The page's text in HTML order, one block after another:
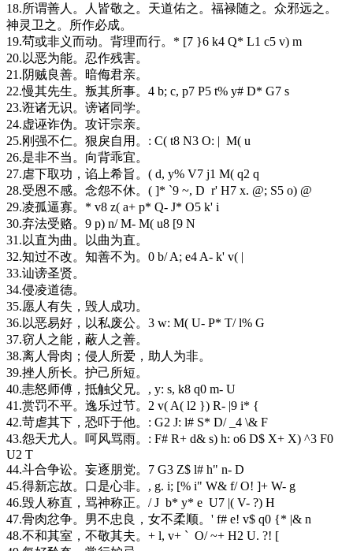
18.所谓善人。人皆敬之。天道佑之。福禄随之。众邪远之。
神灵卫之。所作必成。
19.茍或非义而动。背理而行。 * [7 }6 k4 Q* L1 c5 v) m
20.以恶为能。忍作残害。
21.阴贼良善。暗侮君亲。
22.慢其先生。叛其所事。 4 b; c, p7 P5 t% y# D* G7 s
23.诳诸无识。谤诸同学。
24.虚诬诈伪。攻讦宗亲。
25.刚强不仁。狠戾自用。 : C( t8 N3 O: | M( u
26.是非不当。向背乖宜。
27.虐下取功，谄上希旨。 ( d, y% V7 j1 M( q2 q
28.受恩不感。念怨不休。 ( ]* `9 ~, D r' H7 x. @; S5 o) @
29.凌孤逼寡。 * v8 z( a+ p* Q- J* O5 k' i
30.弃法受赂。 9 p) n/ M- M( u8 [9 N
31.以直为曲。以曲为直。
32.知过不改。知善不为。 0 b/ A; e4 A- k' v( |
33.讪谤圣贤。
34.侵凌道德。
35.愿人有失，毁人成功。
36.以恶易好，以私废公。 3 w: M( U- P* T/ l% G
37.窃人之能，蔽人之善。
38.离人骨肉；侵人所爱，助人为非。
39.挫人所长。护己所短。
40.恚怒师傅，抵触父兄。 , y: s, k8 q0 m- U
41.赏罚不平。逸乐过节。 2 v( A( l2 }) R- |9 i* {
42.苛虐其下，恐吓于他。 : G2 J: l# S* D/ _4 \& F
43.怨天尤人。呵风骂雨。 : F# R+ d& s) h: o6 D$ X+ X) ^3 F0
U2 T
44.斗合争讼。妄逐朋党。 7 G3 Z$ l# h" n- D
45.得新忘故。口是心非。 , g. i; [% i" W& f/ O! ]+ W- g
46.毁人称直，骂神称正。 / J b* y* e U7 |( V- ?) H
47.骨肉忿争。男不忠良，女不柔顺。 ' f# e! v$ q0 {* |& n
48.不和其室，不敬其夫。 + l, v+ ` O/ ~+ H2 U. ?! [